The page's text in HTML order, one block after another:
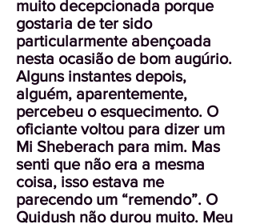
muito decepcionada porque
gostaria de ter sido
particularmente abençoada
nesta ocasião de bom augúrio.
Alguns instantes depois,
alguém, aparentemente,
percebeu o esquecimento. O
oficiante voltou para dizer um
Mi Sheberach para mim. Mas
senti que não era a mesma
coisa, isso estava me
parecendo um “remendo”. O
Quidush não durou muito. Meu